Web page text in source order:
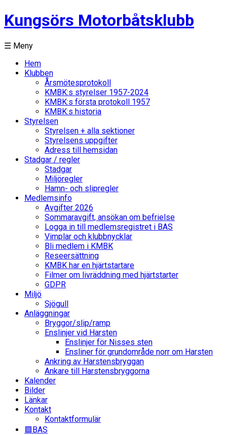
Kungsörs Motorbåtsklubb
☰ Meny
Hem
Klubben
Årsmötesprotokoll
KMBK:s styrelser 1957-2024
KMBK:s första protokoll 1957
KMBK:s historia
Styrelsen
Styrelsen + alla sektioner
Styrelsens uppgifter
Adress till hemsidan
Stadgar / regler
Stadgar
Miljöregler
Hamn- och slipregler
Medlemsinfo
Avgifter 2026
Sommaravgift, ansökan om befrielse
Logga in till medlemsregistret i BAS
Vimplar och klubbnycklar
Bli medlem i KMBK
Reseersättning
KMBK har en hjärtstartare
Filmer om livräddning med hjärtstarter
GDPR
Miljö
Sjögull
Anläggningar
Bryggor/slip/ramp
Enslinjer vid Harsten
Enslinjer för Nisses sten
Ensliner för grundområde norr om Harsten
Ankring av Harstensbryggan
Ankare till Harstensbryggorna
Kalender
Bilder
Länkar
Kontakt
Kontaktformulär
🟩BAS